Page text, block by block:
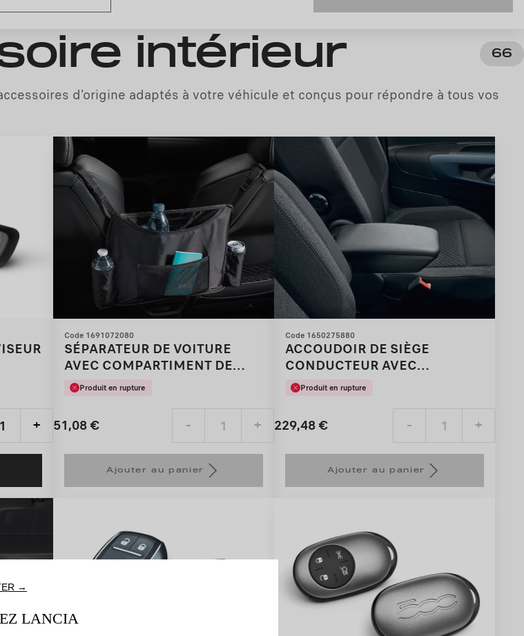
intérieur 66
d'origine adaptés à votre véhicule et conçus pour répondre à tous vos
+
Code 1691072080
SÉPARATEUR DE VOITURE
AVEC COMPARTIMENT DE
RANGEMENT
Produit en rupture
51,08€
Price
51,08
- +
Quantity
to:
Ajouter au panier
Code 1650275880
ACCOUDOIR DE SIÈGE
CONDUCTEUR AVEC
COMPARTIMENT DE
RANGEMENT
Produit en rupture
229,48€
Price
229,48
- +
Quantity
to:
Ajouter au panier
→
LANCIA